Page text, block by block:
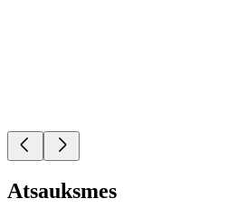
Atsauksmes